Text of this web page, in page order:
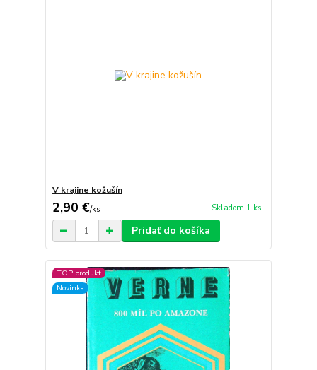
V krajine kožušín
2,90 €/ks Skladom 1 ks
Pridať do košíka
TOP produkt
Novinka